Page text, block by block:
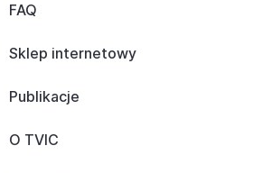
FAQ
Sklep internetowy
Publikacje
O TVIC